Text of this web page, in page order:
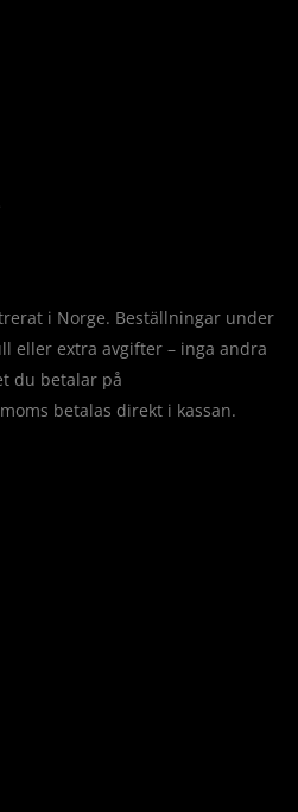
i Norge. Beställningar under
eller extra avgifter – inga andra
du betalar på
betalas direkt i kassan.